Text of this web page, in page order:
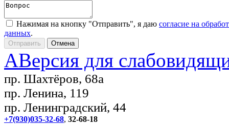
Нажимая на кнопку "Отправить", я даю согласие на
данных.
AВерсия для
пр. Шахтёров, 68а
пр. Ленина, 119
пр. Ленинградский, 44
+7(930)035-32-68, 32-68-18